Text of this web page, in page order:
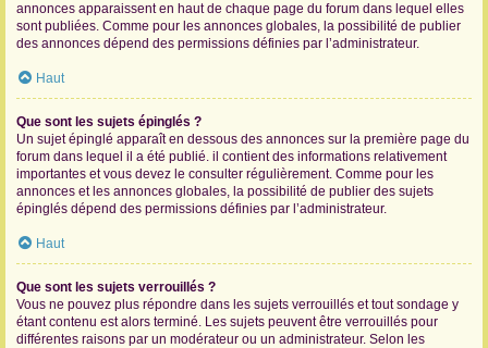
annonces apparaissent en haut de chaque page du forum dans lequel elles
sont publiées. Comme pour les annonces globales, la possibilité de publier
des annonces dépend des permissions définies par l’administrateur.
Haut
Que sont les sujets épinglés ?
Un sujet épinglé apparaît en dessous des annonces sur la première page du
forum dans lequel il a été publié. il contient des informations relativement
importantes et vous devez le consulter régulièrement. Comme pour les
annonces et les annonces globales, la possibilité de publier des sujets
épinglés dépend des permissions définies par l’administrateur.
Haut
Que sont les sujets verrouillés ?
Vous ne pouvez plus répondre dans les sujets verrouillés et tout sondage y
étant contenu est alors terminé. Les sujets peuvent être verrouillés pour
différentes raisons par un modérateur ou un administrateur. Selon les